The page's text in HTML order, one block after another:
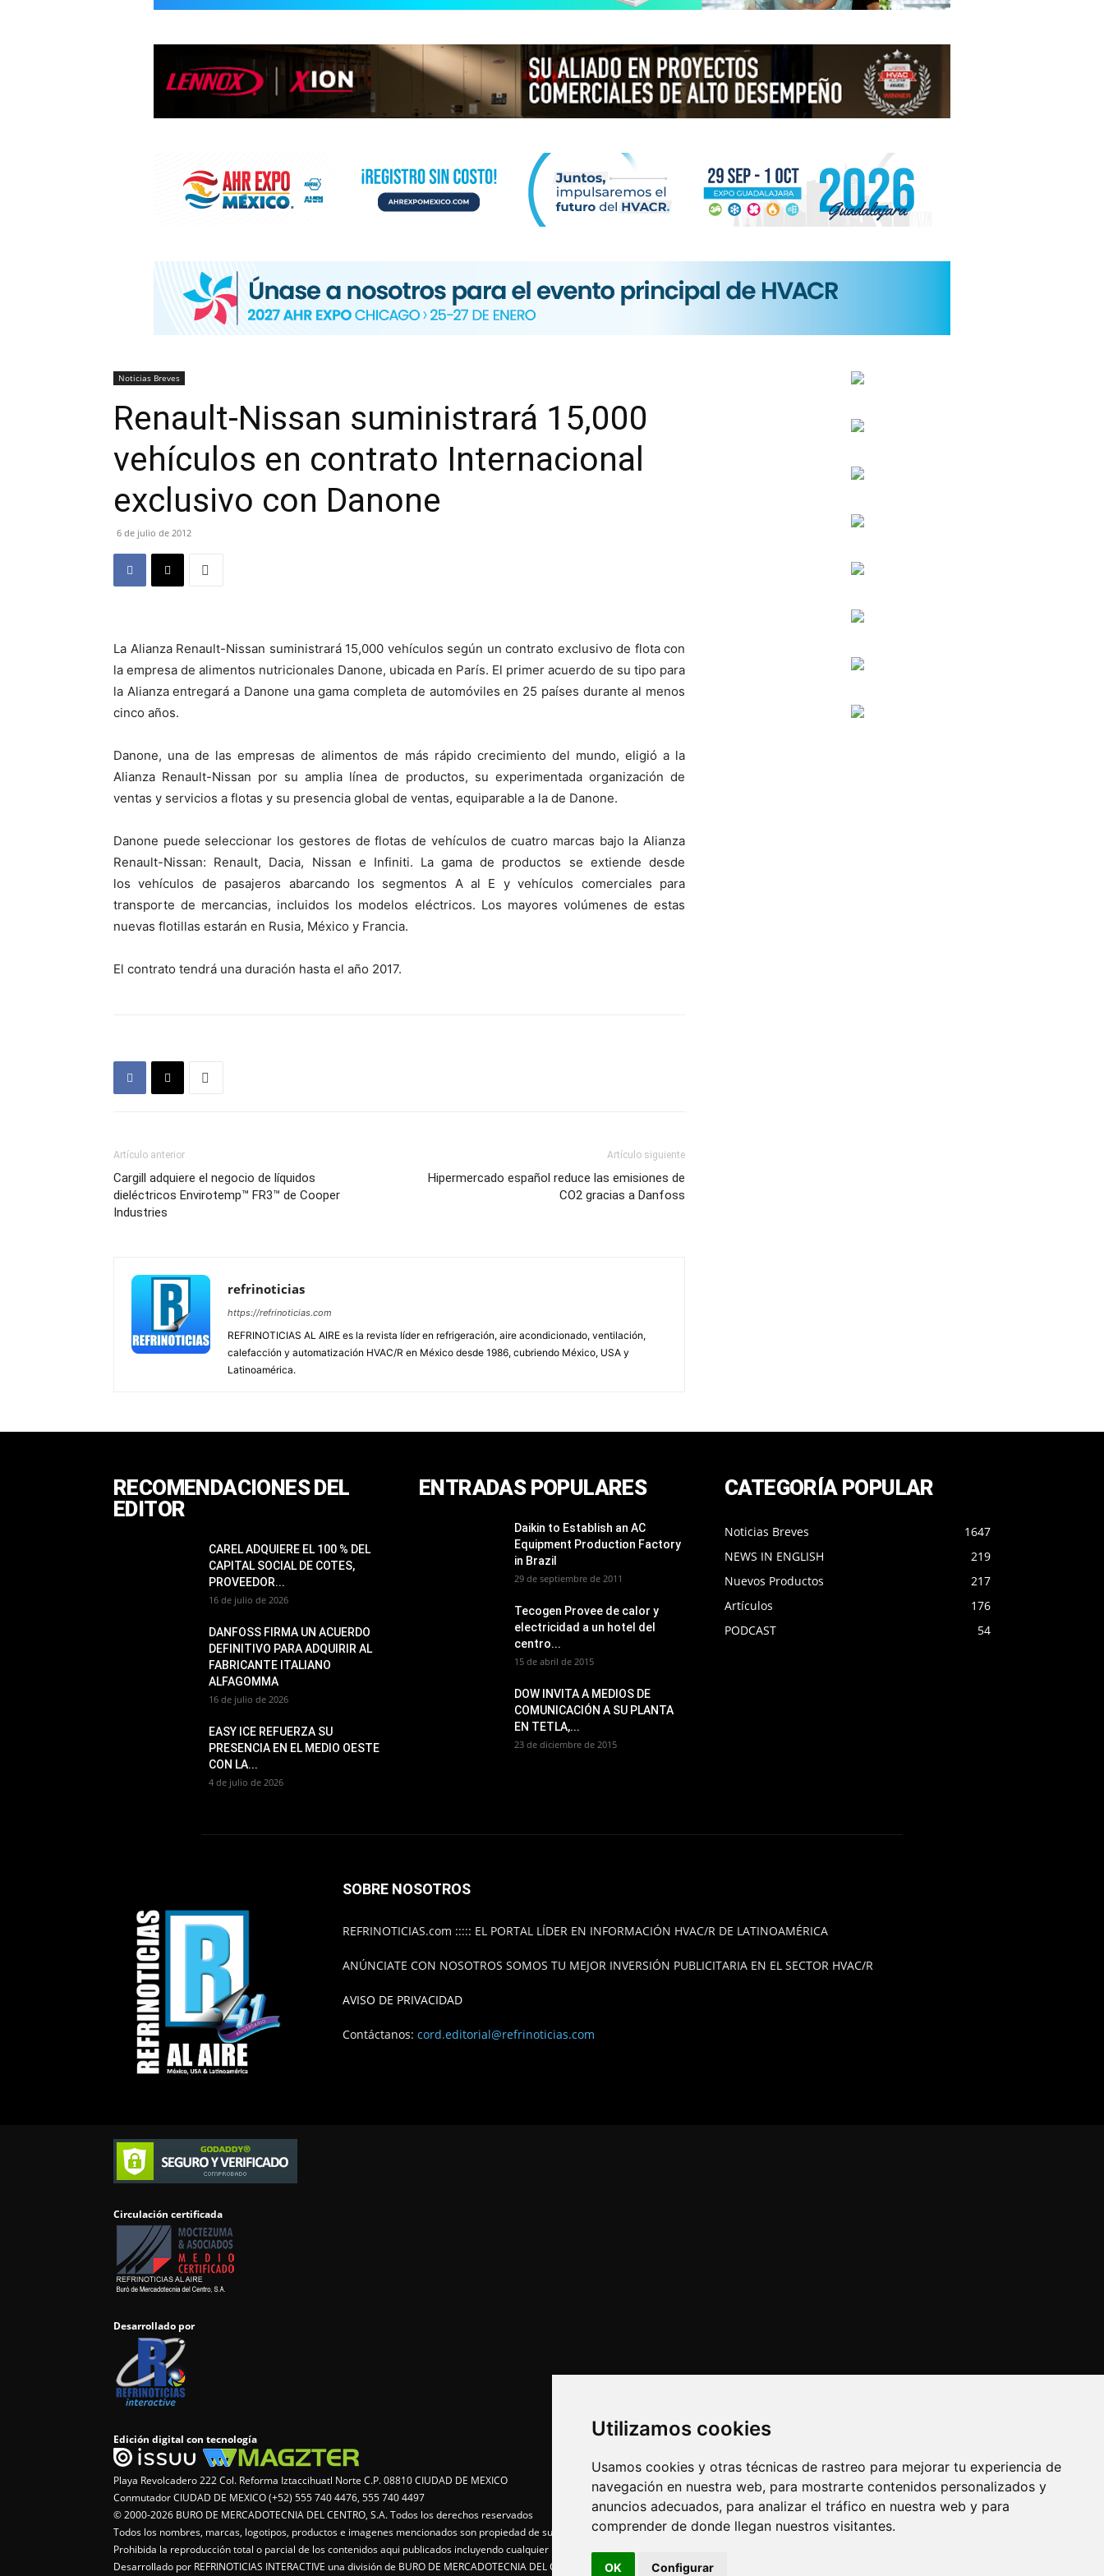
Utilizamos cookies
Usamos cookies y otras técnicas de rastreo para mejorar tu experiencia de
navegación en nuestra web, para mostrarte contenidos personalizados y
anuncios adecuados, para analizar el tráfico en nuestra web y para
comprender de donde llegan nuestros visitantes.
OK Configurar
INFORMACIÓN
HVAC/R
DE
Noticias Breves
Renault-Nissan suministrará 15,000
vehículos en contrato Internacional
exclusivo con Danone
6 de julio de 2012
La Alianza Renault-Nissan suministrará 15,000 vehículos según un contrato exclusivo de flota con
la empresa de alimentos nutricionales Danone, ubicada en París. El primer acuerdo de su tipo para
la Alianza entregará a Danone una gama completa de automóviles en 25 países durante al menos
cinco años.
Danone, una de las empresas de alimentos de más rápido crecimiento del mundo, eligió a la
Alianza Renault-Nissan por su amplia línea de productos, su experimentada organización de
ventas y servicios a flotas y su presencia global de ventas, equiparable a la de Danone.
Danone puede seleccionar los gestores de flotas de vehículos de cuatro marcas bajo la Alianza
Renault-Nissan: Renault, Dacia, Nissan e Infiniti. La gama de productos se extiende desde
los vehículos de pasajeros abarcando los segmentos A al E y vehículos comerciales para
transporte de mercancias, incluidos los modelos eléctricos. Los mayores volúmenes de estas
nuevas flotillas estarán en Rusia, México y Francia.
El contrato tendrá una duración hasta el año 2017.
Artículo anterior
Cargill adquiere el negocio de líquidos
dieléctricos Envirotemp™ FR3™ de Cooper
Industries
Artículo siguiente
Hipermercado español reduce las emisiones de
CO2 gracias a Danfoss
refrinoticias
https://refrinoticias.com
REFRINOTICIAS AL AIRE es la revista líder en refrigeración, aire acondicionado, ventilación,
calefacción y automatización HVAC/R en México desde 1986, cubriendo México, USA y
Latinoamérica.
RECOMENDACIONES DEL
EDITOR
CAREL ADQUIERE EL 100 % DEL
CAPITAL SOCIAL DE COTES,
PROVEEDOR...
16 de julio de 2026
DANFOSS FIRMA UN ACUERDO
DEFINITIVO PARA ADQUIRIR AL
FABRICANTE ITALIANO
ALFAGOMMA
16 de julio de 2026
EASY ICE REFUERZA SU
PRESENCIA EN EL MEDIO OESTE
CON LA...
4 de julio de 2026
ENTRADAS POPULARES
Daikin to Establish an AC
Equipment Production Factory
in Brazil
29 de septiembre de 2011
Tecogen Provee de calor y
electricidad a un hotel del
centro...
15 de abril de 2015
DOW INVITA A MEDIOS DE
COMUNICACIÓN A SU PLANTA
EN TETLA,...
23 de diciembre de 2015
CATEGORÍA POPULAR
Noticias Breves
1647
NEWS IN ENGLISH
219
Nuevos Productos
217
Artículos
176
PODCAST
54
SOBRE NOSOTROS
REFRINOTICIAS.com ::::: EL PORTAL LÍDER EN INFORMACIÓN HVAC/R DE LATINOAMÉRICA
ANÚNCIATE CON NOSOTROS SOMOS TU MEJOR INVERSIÓN PUBLICITARIA EN EL SECTOR HVAC/R
AVISO DE PRIVACIDAD
Contáctanos: cord.editorial@refrinoticias.com
Circulación certificada
Desarrollado por
Edición digital con tecnología
Playa Revolcadero 222 Col. Reforma Iztaccihuatl Norte C.P. 08810 CIUDAD DE MEXICO
Conmutador CIUDAD DE MEXICO (+52) 555 740 4476, 555 740 4497
© 2000-2026 BURO DE MERCADOTECNIA DEL CENTRO, S.A. Todos los derechos reservados
Todos los nombres, marcas, logotipos, productos e imagenes mencionados son propiedad de sus respectivos dueños
Prohibida la reproducción total o parcial de los contenidos aqui publicados incluyendo cualquier medio electrónico o magnético
Desarrollado por REFRINOTICIAS INTERACTIVE una división de BURO DE MERCADOTECNIA DEL CENTRO, S.A.